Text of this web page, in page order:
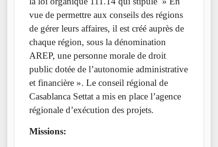
vue de permettre aux conseils des régions
de gérer leurs affaires, il est créé auprès de
chaque région, sous la dénomination
AREP, une personne morale de droit
public dotée de l’autonomie administrative
et financière ». Le conseil régional de
Casablanca Settat a mis en place l’agence
régionale d’exécution des projets.
Missions: